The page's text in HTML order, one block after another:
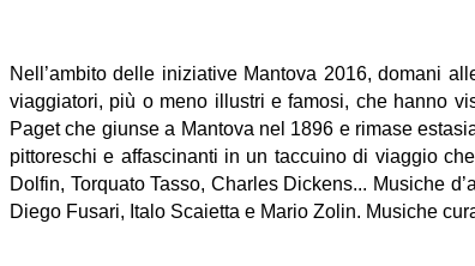
Nell’ambito delle iniziative Mantova 2016, domani
viaggiatori, più o meno illustri e famosi, che hanno
Paget che giunse a Mantova nel 1896 e rimase
pittoreschi e affascinanti in un taccuino di viaggio
Dolfin, Torquato Tasso, Charles Dickens... Musiche
Diego Fusari, Italo Scaietta e Mario Zolin. Musiche